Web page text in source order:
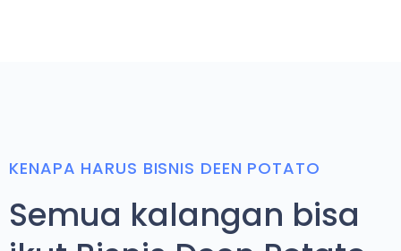
KENAPA HARUS BISNIS DEEN POTATO
Semua kalangan bisa